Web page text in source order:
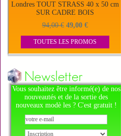
Londres TOUT STRASS 40 x 50 cm
SUR CADRE BOIS
94,00 € 49,00 €
TOUTES LES PROMOS
Vous souhaitez être informé(e) de nos
nouveautés et de la sortie des
nouveaux modè les ? C'est gratuit !